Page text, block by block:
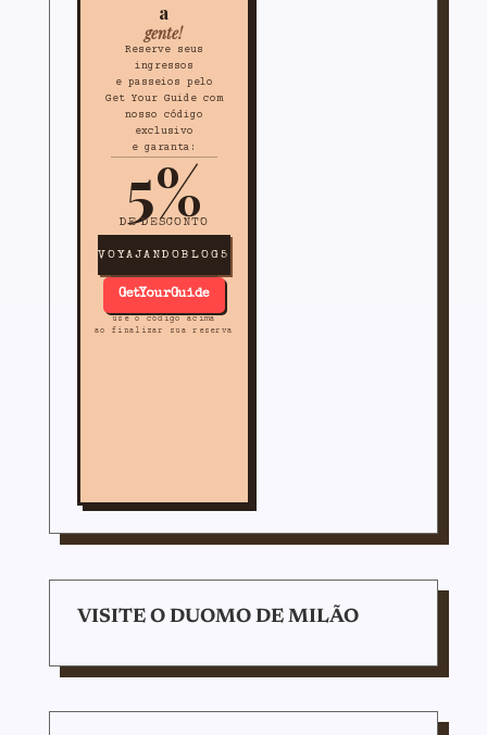
a
gente!
Reserve seus
ingressos
e passeios pelo
Get Your Guide com
nosso código
exclusivo
e garanta:
5%
DE DESCONTO
VOYAJANDOBLOG5
GetYourGuide
use o código acima
ao finalizar sua reserva
VISITE O DUOMO DE MILÃO